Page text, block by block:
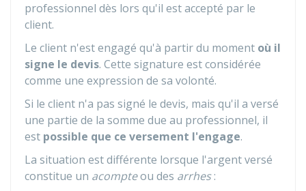
professionnel dès lors qu'il est accepté par le
client.
Le client n'est engagé qu'à partir du moment où il
signe le devis. Cette signature est considérée
comme une expression de sa volonté.
Si le client n'a pas signé le devis, mais qu'il a versé
une partie de la somme due au professionnel, il
est possible que ce versement l'engage.
La situation est différente lorsque l'argent versé
constitue un acompteou des arrhes: